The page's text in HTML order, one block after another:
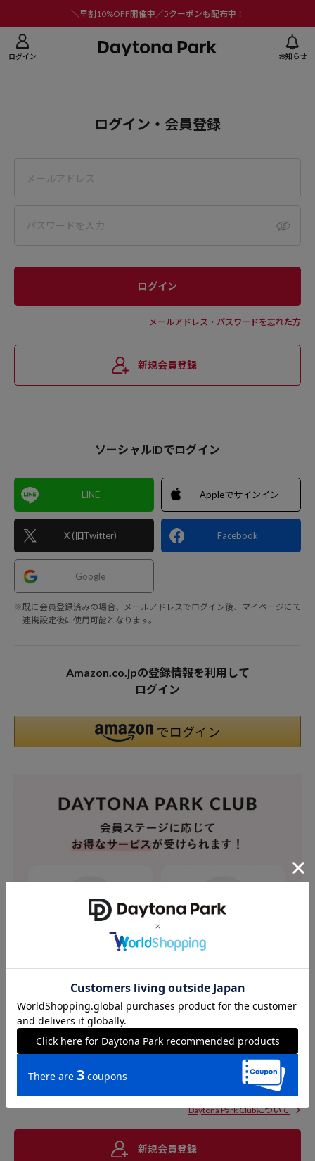
＼早割10%OFF開催中／5クーポンも配布中！
ログイン お知らせ
ログイン・会員登録
メールアドレス・パスワードを忘れた方
新規会員登録
ソーシャルIDでログイン
LINE
X (旧Twitter)
Appleでサインイン
Facebook
Google
※既に会員登録済みの場合、メールアドレスでログイン後、マイページにて
連携設定後に使用可能となります。
Amazon.co.jpの登録情報を利用して
ログイン
Daytona Park Clubについて
新規会員登録